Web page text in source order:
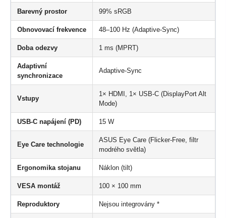
Barevný prostor 99% sRGB
Obnovovací frekvence 48–100 Hz (Adaptive-Sync)
Doba odezvy 1 ms (MPRT)
Adaptivní
synchronizace
Adaptive-Sync
Vstupy
1× HDMI, 1× USB-C (DisplayPort Alt
Mode)
USB-C napájení (PD) 15 W
Eye Care technologie
ASUS Eye Care (Flicker-Free, filtr
modrého světla)
Ergonomika stojanu Náklon (tilt)
VESA montáž 100 × 100 mm
Reproduktory Nejsou integrovány *